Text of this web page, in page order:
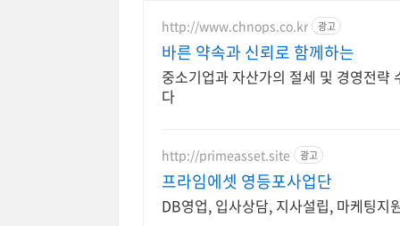
http://www.chnops.co.kr 광고
바른 약속과 신뢰로 함께하는
중소기업과 자산가의 절세 및 경영전략
다
http://primeasset.site 광고
프라임에셋 영등포사업단
DB영업, 입사상담, 지사설립, 마케팅지